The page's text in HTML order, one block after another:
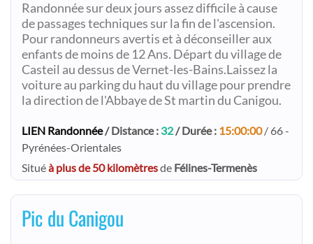
Randonnée sur deux jours assez difficile à cause
de passages techniques sur la fin de l'ascension.
Pour randonneurs avertis et à déconseiller aux
enfants de moins de 12 Ans. Départ du village de
Casteil au dessus de Vernet-les-Bains.Laissez la
voiture au parking du haut du village pour prendre
la direction de l'Abbaye de St martin du Canigou.
LIEN Randonnée/ Distance : 32/ Durée : 15:00:00/ 66 -
Pyrénées-Orientales
Situéà plus de 50 kilomètresde Félines-Termenès
Pic du Canigou